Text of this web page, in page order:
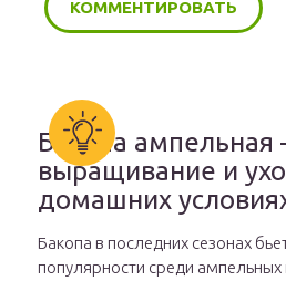
Бакопа
выращивание и
домашних
Бакопа в последних сезонах
популярности среди ампельных